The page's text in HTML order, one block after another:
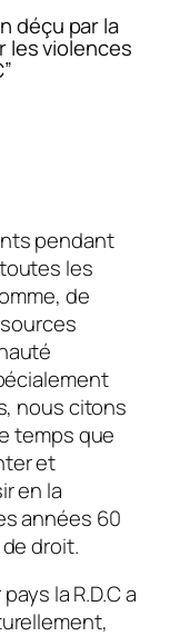
déçu par la
les violences
pendant
les
de
nous citons
temps que
et
en la
années 60
droit.
la R.D.C a